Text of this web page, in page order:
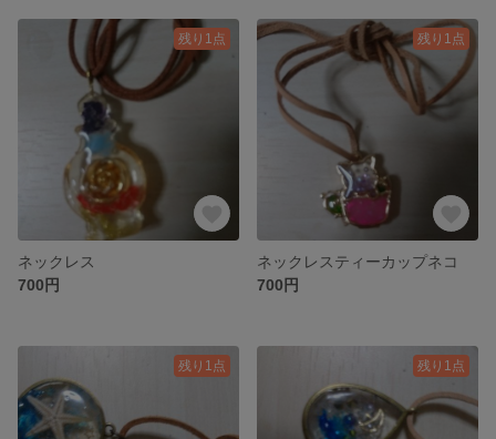
残り1点
ネックレス
700円
残り1点
ネックレスティーカップネコ
700円
残り1点 残り1点